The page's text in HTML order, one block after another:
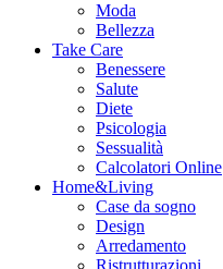
Moda
Bellezza
Take Care
Benessere
Salute
Diete
Psicologia
Sessualità
Calcolatori Online
Home&Living
Case da sogno
Design
Arredamento
Ristrutturazioni